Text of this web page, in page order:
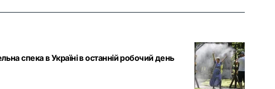
спека в Україні в останній робочий день